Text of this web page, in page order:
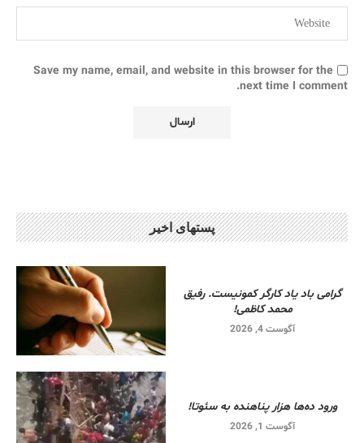
Save my name, email, and website in this browser for the
next time I comment.
پستهای اخیر
گرامی باد یاد کارگر کمونیست. رفیق
محمد کاظمی!
آگوست 4, 2026
ورود ده‌ها هزار پناهنده به سئوتا!
آگوست 1, 2026